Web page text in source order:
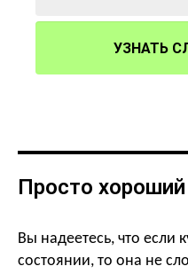
УЗНАТЬ
Просто
Вы надеетесь, что если
состоянии, то она не